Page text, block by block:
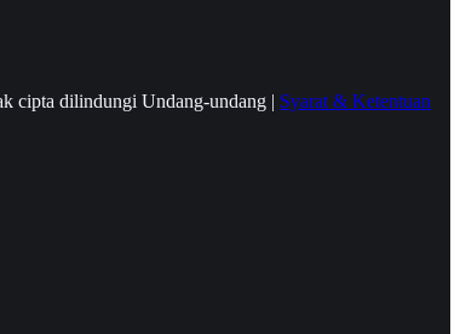
cipta dilindungi Undang-undang | Syarat & Ketentuan